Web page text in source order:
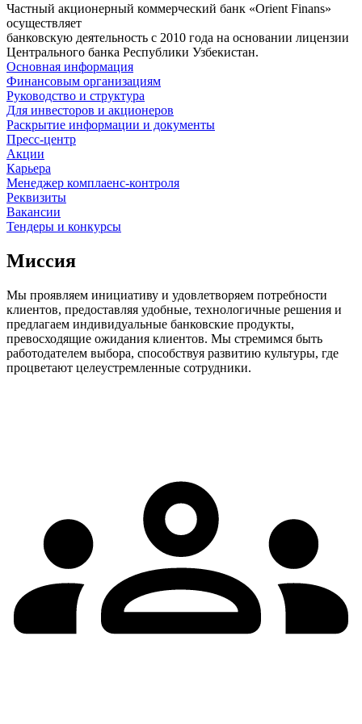
Частный акционерный коммерческий банк «Orient Finans»
осуществляет
банковскую деятельность с 2010 года на основании лицензии
Центрального банка Республики Узбекистан.
Основная информация
Финансовым организациям
Руководство и структура
Для инвесторов и акционеров
Раскрытие информации и документы
Пресс-центр
Акции
Карьера
Менеджер комплаенс-контроля
Реквизиты
Вакансии
Тендеры и конкурсы
Миссия
Мы проявляем инициативу и удовлетворяем потребности
клиентов, предоставляя удобные, технологичные решения и
предлагаем индивидуальные банковские продукты,
превосходящие ожидания клиентов. Мы стремимся быть
работодателем выбора, способствуя развитию культуры, где
процветают целеустремленные сотрудники.